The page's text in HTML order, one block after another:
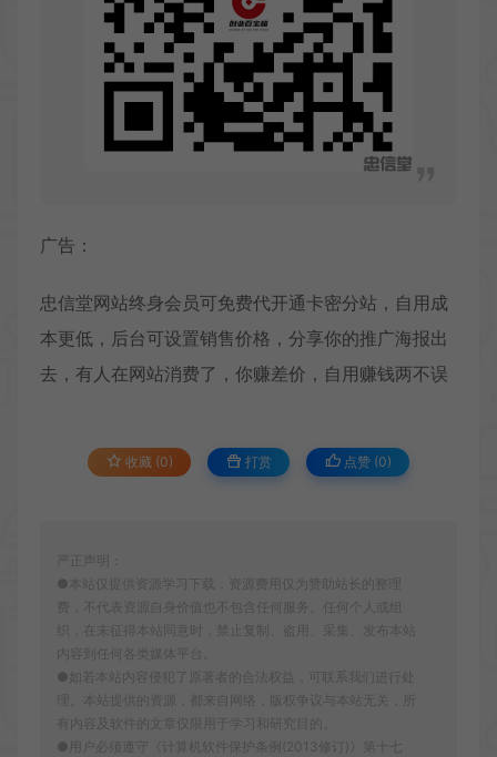
广告：
忠信堂网站终身会员可免费代开通卡密分站，自用成
本更低，后台可设置销售价格，分享你的推广海报出
去，有人在网站消费了，你赚差价，自用赚钱两不误
收藏 (0) 打赏 点赞 (0)
严正声明：
●本站仅提供资源学习下载，资源费用仅为赞助站长的整理
费，不代表资源自身价值也不包含任何服务。任何个人或组
织，在未征得本站同意时，禁止复制、盗用、采集、发布本站
内容到任何各类媒体平台。
●如若本站内容侵犯了原著者的合法权益，可联系我们进行处
理。本站提供的资源，都来自网络，版权争议与本站无关，所
有内容及软件的文章仅限用于学习和研究目的。
●用户必须遵守《计算机软件保护条例(2013修订)》第十七